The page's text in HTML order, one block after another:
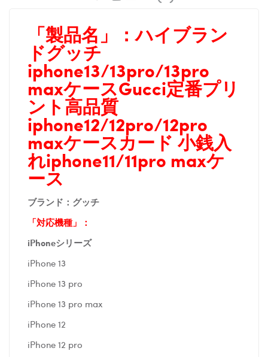
「製品名」：ハイブラン
ドグッチ
iphone13/13pro/13pro
maxケースGucci定番プリ
ント高品質
iphone12/12pro/12pro
maxケースカード 小銭入
れiphone11/11pro maxケ
ース
ブランド：グッチ
「対応機種」：
iPhoneシリーズ
iPhone 13
iPhone 13 pro
iPhone 13 pro max
iPhone 12
iPhone 12 pro